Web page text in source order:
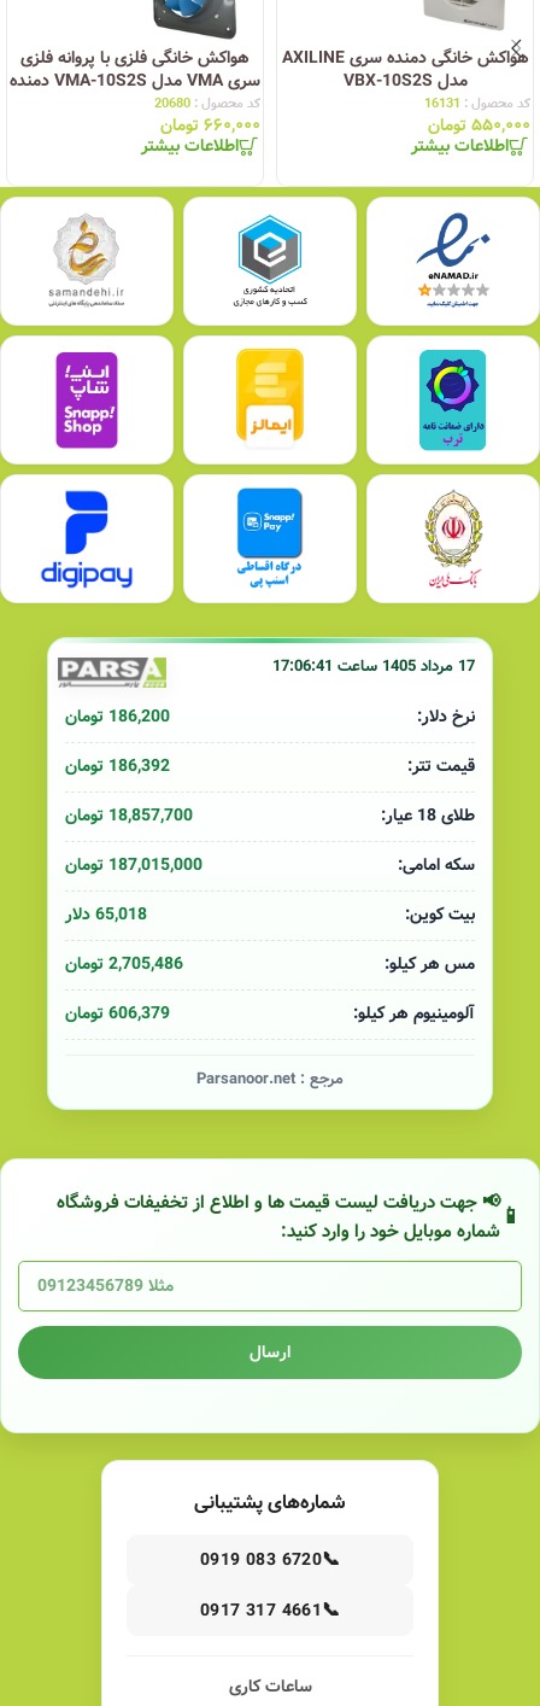
هواکش خانگی دمنده سری AXILINE
مدل VBX-10S2S
کد محصول : 16131
۵۵۰,۰۰۰تومان
اطلاعات بیشتر
هواکش خانگی فلزی با پروانه فلزی
سری VMA مدل VMA-10S2S دمنده
کد محصول : 20680
۶۶۰,۰۰۰تومان
اطلاعات بیشتر
17 مرداد 1405 ساعت 17:06:41
نرخ دلار:
186,200 تومان
قیمت تتر:
186,392 تومان
طلای 18 عیار:
18,857,700 تومان
سکه امامی:
187,015,000 تومان
بیت کوین:
65,018 دلار
مس هر کیلو:
2,705,486 تومان
آلومینیوم هر کیلو:
606,379 تومان
مرجع : Parsanoor.net
📢 جهت دریافت لیست قیمت ها و اطلاع از تخفیفات فروشگاه
شماره موبایل خود را وارد کنید:
ارسال
شماره‌های پشتیبانی
📞
0919 083 6720
📞
0917 317 4661
ساعات کاری